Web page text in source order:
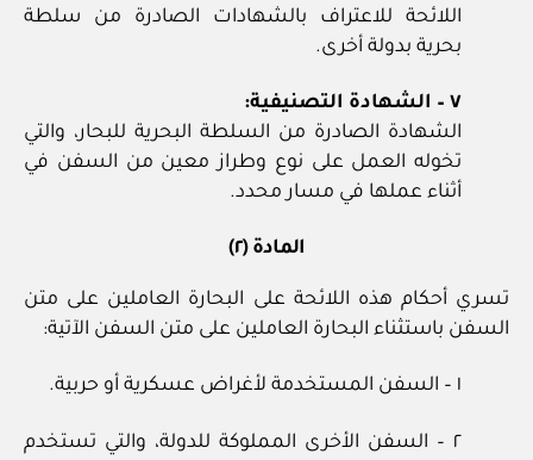
اللائحة للاعتراف بالشهادات الصادرة من سلطة
بحرية بدولة أخرى.
٧ – الشهادة التصنيفية:
الشهادة الصادرة من السلطة البحرية للبحار، والتي
تخوله العمل على نوع وطراز معين من السفن في
أثناء عملها في مسار محدد.
المادة (٢)
تسري أحكام هذه اللائحة على البحارة العاملين على متن
السفن باستثناء البحارة العاملين على متن السفن الآتية:
١ – السفن المستخدمة لأغراض عسكرية أو حربية.
٢ – السفن الأخرى المملوكة للدولة، والتي تستخدم